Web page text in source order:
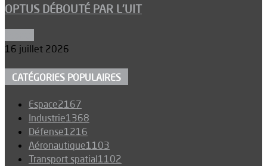
OPTUS DÉBOUTÉ PAR L’UIT
16 juillet 2026
CATÉGORIES POPULAIRES
Espace2167
Industrie1368
Défense1216
Aéronautique1103
Transport spatial1102